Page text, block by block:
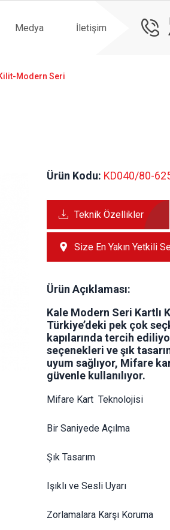
Medya İletişim
Modern Seri
Ürün Kodu: KD040/80-
Teknik Özellikler
Size En Yakın Yetkili
Ürün Açıklaması:
Kale Modern Seri Kartlı
Türkiye’deki pek çok
kapılarında tercih
seçenekleri ve şık
uyum sağlıyor, Mifare
güvenle kullanılıyor.
Mifare Kart  Teknolojisi
Bir Saniyede Açılma
Şık Tasarım
Işıklı ve Sesli Uyarı
Zorlamalara Karşı Koruma